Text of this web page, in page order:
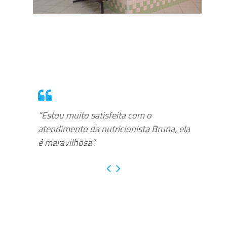
“Estou muito satisfeita com o
atendimento da nutricionista Bruna, ela
é maravilhosa”.